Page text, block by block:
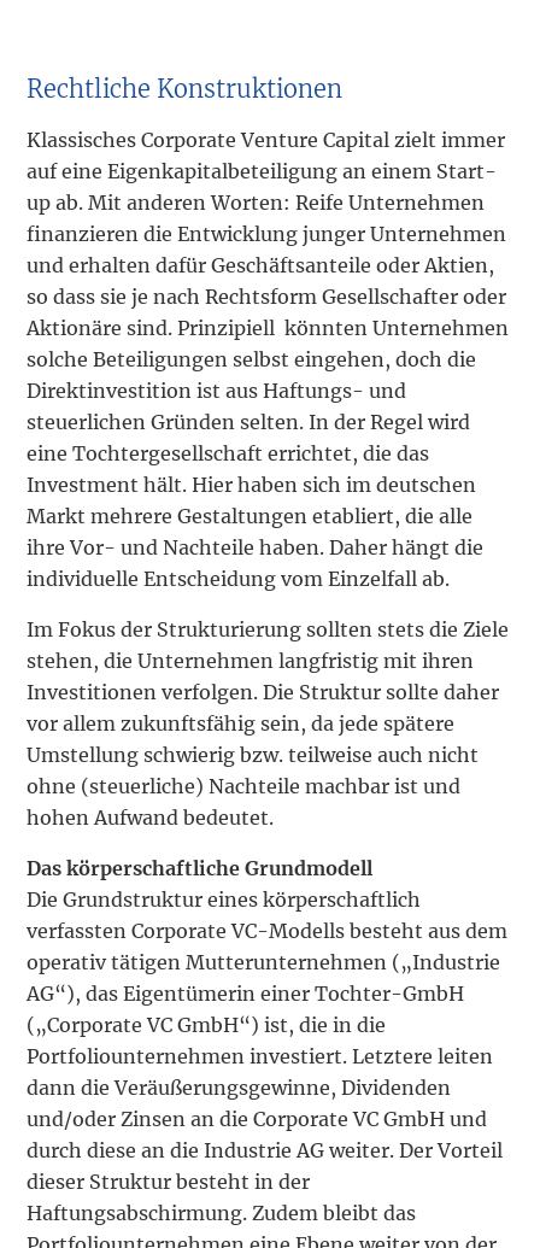
Rechtliche Konstruktionen
Klassisches Corporate Venture Capital zielt immer
auf eine Eigenkapitalbeteiligung an einem Start-
up ab. Mit anderen Worten: Reife Unternehmen
finanzieren die Entwicklung junger Unternehmen
und erhalten dafür Geschäftsanteile oder Aktien,
so dass sie je nach Rechtsform Gesellschafter oder
Aktionäre sind. Prinzipiell könnten Unternehmen
solche Beteiligungen selbst eingehen, doch die
Direktinvestition ist aus Haftungs- und
steuerlichen Gründen selten. In der Regel wird
eine Tochtergesellschaft errichtet, die das
Investment hält. Hier haben sich im deutschen
Markt mehrere Gestaltungen etabliert, die alle
ihre Vor- und Nachteile haben. Daher hängt die
individuelle Entscheidung vom Einzelfall ab.
Im Fokus der Strukturierung sollten stets die Ziele
stehen, die Unternehmen langfristig mit ihren
Investitionen verfolgen. Die Struktur sollte daher
vor allem zukunftsfähig sein, da jede spätere
Umstellung schwierig bzw. teilweise auch nicht
ohne (steuerliche) Nachteile machbar ist und
hohen Aufwand bedeutet.
Das körperschaftliche Grundmodell
Die Grundstruktur eines körperschaftlich
verfassten Corporate VC-Modells besteht aus dem
operativ tätigen Mutterunternehmen („Industrie
AG“), das Eigentümerin einer Tochter-GmbH
(„Corporate VC GmbH“) ist, die in die
Portfoliounternehmen investiert. Letztere leiten
dann die Veräußerungsgewinne, Dividenden
und/oder Zinsen an die Corporate VC GmbH und
durch diese an die Industrie AG weiter. Der Vorteil
dieser Struktur besteht in der
Haftungsabschirmung. Zudem bleibt das